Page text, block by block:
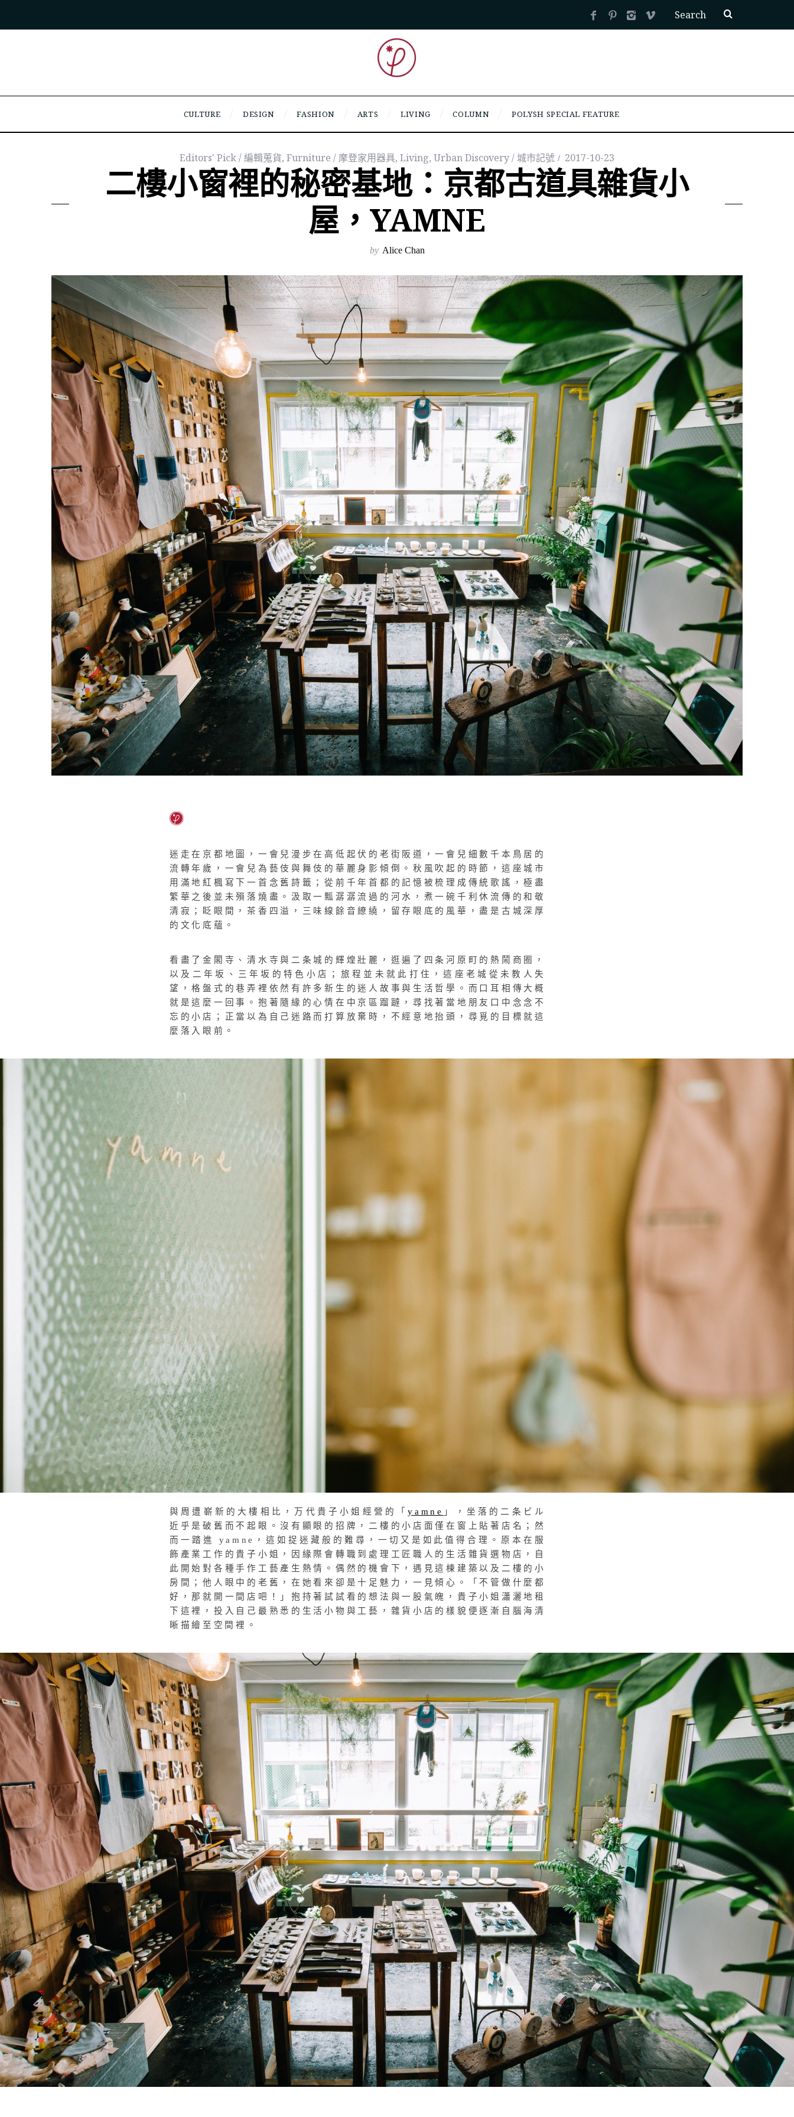
CULTURE DESIGN FASHION ARTS LIVING COLUMN POLYSH SPECIAL FEATURE
Editors' Pick / 編輯蒐貨, Furniture / 摩登家用器具, Living, Urban Discovery / 城市記號 2017-10-23
二樓小窗裡的秘密基地：京都古道具雜貨小
屋，YAMNE
by Alice Chan
迷走在京都地圖，一會兒漫步在高低起伏的老街阪道，一會兒細數千本鳥居的
流轉年歲，一會兒為藝伎與舞伎的華麗身影傾倒。秋風吹起的時節，這座城市
用滿地紅楓寫下一首念舊詩籤；從前千年首都的記憶被梳理成傳統歌謠，極盡
繁華之後並未殞落燒盡。汲取一瓢潺潺流過的河水，煮一碗千利休流傳的和敬
清寂；眨眼間，茶香四溢，三味線餘音繚繞，留存眼底的風華，盡是古城深厚
的文化底蘊。
看盡了金閣寺、清水寺與二条城的輝煌壯麗，逛遍了四条河原町的熱鬧商圈，
以及二年坂、三年坂的特色小店；旅程並未就此打住，這座老城從未教人失
望，格盤式的巷弄裡依然有許多新生的迷人故事與生活哲學。而口耳相傳大概
就是這麼一回事。抱著隨緣的心情在中京區蹓躂，尋找著當地朋友口中念念不
忘的小店；正當以為自己迷路而打算放棄時，不經意地抬頭，尋覓的目標就這
麼落入眼前。
與周遭嶄新的大樓相比，万代貴子小姐經營的「yamne 」，坐落的二条ビル
近乎是破舊而不起眼。沒有顯眼的招牌，二樓的小店面僅在窗上貼著店名；然
而一踏進 yamne，這如捉迷藏般的難尋，一切又是如此值得合理。原本在服
飾產業工作的貴子小姐，因緣際會轉職到處理工匠職人的生活雜貨選物店，自
此開始對各種手作工藝產生熱情。偶然的機會下，遇見這棟建築以及二樓的小
房間；他人眼中的老舊，在她看來卻是十足魅力，一見傾心。「不管做什麼都
好，那就開一間店吧！」抱持著試試看的想法與一股氣魄，貴子小姐瀟灑地租
下這裡，投入自己最熟悉的生活小物與工藝，雜貨小店的樣貌便逐漸自腦海清
晰描繪至空間裡。